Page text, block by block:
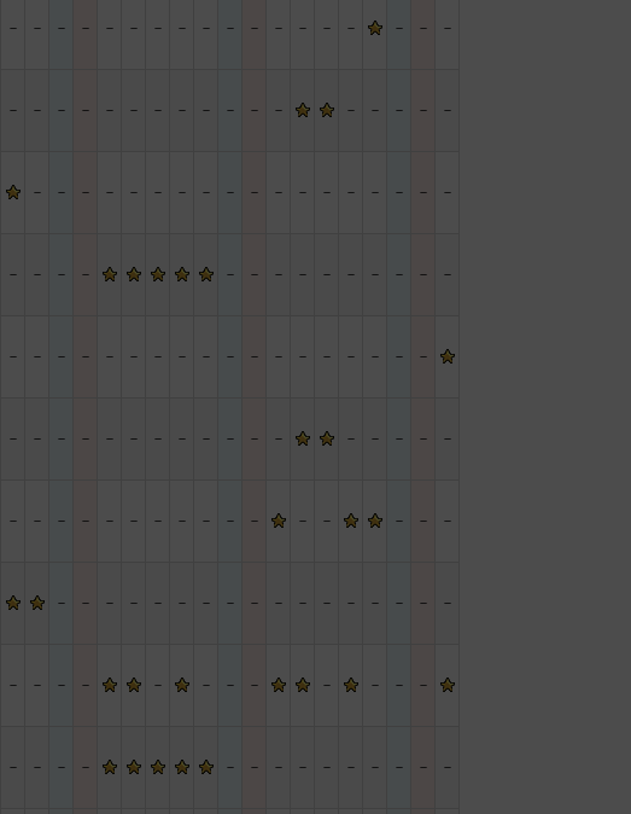
－ － － － － － － － － － － － － － － － － －
－ － － － － － － － － － － － － － － － －
－ － － － － － － － － － － － － － － － － －
－ － － － － － － － － － － － － －
－ － － － － － － － － － － － － － － － － －
－ － － － － － － － － － － － － － － － －
－ － － － － － － － － － － － － － － －
－ － － － － － － － － － － － － － － － －
－ － － － － － － － － － － －
－ － － － － － － － － － － － － －